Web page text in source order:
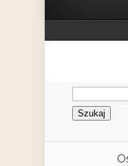
Szukaj: